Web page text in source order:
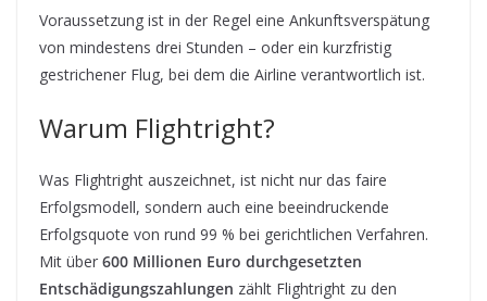
Voraussetzung ist in der Regel eine Ankunftsverspätung
von mindestens drei Stunden – oder ein kurzfristig
gestrichener Flug, bei dem die Airline verantwortlich ist.
Warum Flightright?
Was Flightright auszeichnet, ist nicht nur das faire
Erfolgsmodell, sondern auch eine beeindruckende
Erfolgsquote von rund 99 % bei gerichtlichen Verfahren.
Mit über 600 Millionen Euro durchgesetzten
Entschädigungszahlungen zählt Flightright zu den